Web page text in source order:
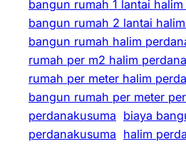
bangun rumah 1 lantai
bangun rumah 2 lantai
bangun rumah halim
rumah per m2 halim
rumah per meter halim
bangun rumah per meter
perdanakusuma biaya
perdanakusuma halim